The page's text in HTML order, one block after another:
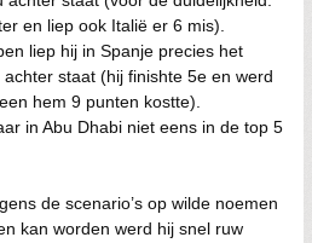
en liep ook Italië er 6 mis).
liep hij in Spanje precies het
staat (hij finishte 5e en werd
hem 9 punten kostte).
in Abu Dhabi niet eens in de top 5
de scenario’s op wilde noemen
kan worden werd hij snel ruw